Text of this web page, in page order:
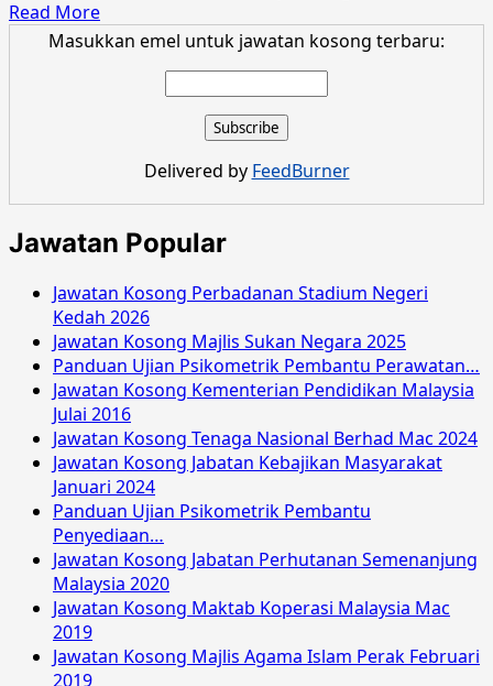
Read MoreRead
more
Kerajaan
Negeri
Perak
November
Masukkan emel untuk jawatan kosong terbaru:
Delivered by FeedBurner
Jawatan Popular
Jawatan Kosong Perbadanan Stadium Negeri
Kedah 2026
Jawatan Kosong Majlis Sukan Negara 2025
Panduan Ujian Psikometrik Pembantu Perawatan…
Jawatan Kosong Kementerian Pendidikan Malaysia
Julai 2016
Jawatan Kosong Tenaga Nasional Berhad Mac 2024
Jawatan Kosong Jabatan Kebajikan Masyarakat
Januari 2024
Panduan Ujian Psikometrik Pembantu
Penyediaan…
Jawatan Kosong Jabatan Perhutanan Semenanjung
Malaysia 2020
Jawatan Kosong Maktab Koperasi Malaysia Mac
2019
Jawatan Kosong Majlis Agama Islam Perak Februari
2019